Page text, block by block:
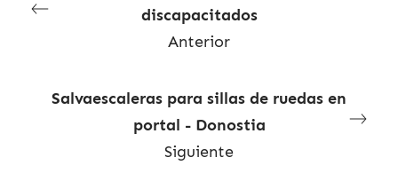
discapacitados
Anterior
Salvaescaleras para sillas de ruedas en
portal - Donostia
Siguiente